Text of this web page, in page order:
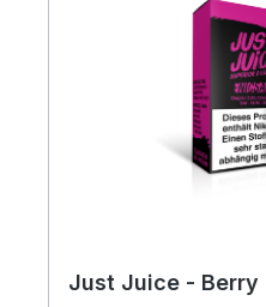
Just Juice - Berry